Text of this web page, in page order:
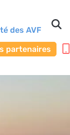
des AVF
partenaires